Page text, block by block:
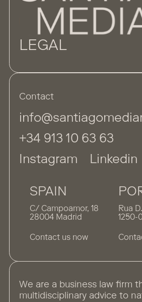
Contact
+34 913 10 63 63
Instagram
Linkedin
SPAIN
C/ Campoamor, 18
28004 Madrid
Contact us now
Rua
1250-
LEGAL
We are a business law firm
multidisciplinary advice to